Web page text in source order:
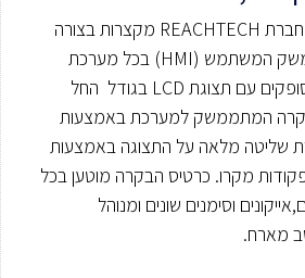
מודולי תצוגה (HMI) של חברת REACHTECH מקצרות בצורה
משמעותית את פיתוח ממשק המשתמש (HMI) בכל מערכת
אלקטרונית. המודולים מסופקים עם תצוגת LCD בגודל החל
וכרטיס בקרה המתממשק למערכת באמצעות
שליטה מלאה על התצוגה באמצעות
מקרו. כרטיס הבקרה מוטען בכל
וסימנים שונים ומנוהל
מארח.